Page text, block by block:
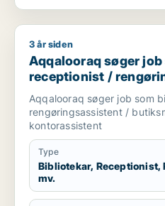
Aqqalooraq søger job som
3 år siden
Aqqalooraq søger
receptionist /
butiksmedarbejder /
Aqqalooraq søger job som
rengøringsassistent /
kontorassistent
Type
Bibliotekar,
mv.